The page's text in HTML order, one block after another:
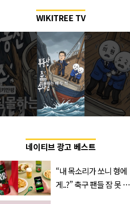
WIKITREE TV
네이티브 광고 베스트
“내 목소리가 쏘니 형에
게..?” 축구 팬들 잠 못 들